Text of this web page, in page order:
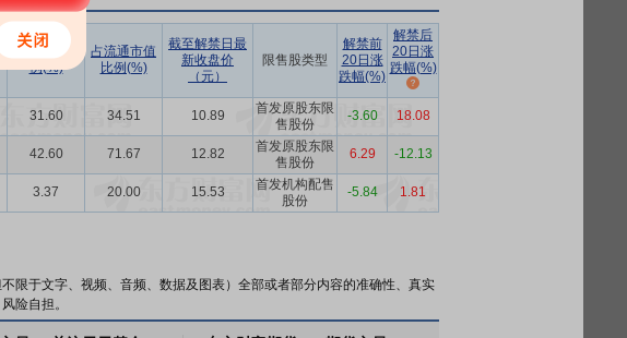
占总市值比
例(%)
占流通市值
比例(%)
截至解禁日最
新收盘价
（元）
限售股类型
解禁前
20日涨
跌幅(%)
解禁后
20日涨
跌幅(%)
31.60 34.51 10.89
首发原股东限
售股份
-3.60 18.08
42.60 71.67 12.82
首发原股东限
售股份
6.29 -12.13
3.37 20.00 15.53
首发机构配售
股份
-5.84 1.81
限于文字、视频、音频、数据及图表）全部或者部分内容的准确性、真实
险自担。